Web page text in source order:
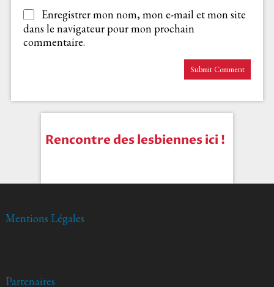
Enregistrer mon nom, mon e-mail et mon site
dans le navigateur pour mon prochain
commentaire.
Rencontre des lesbiennes ici !
Mentions Légales
Partenaires